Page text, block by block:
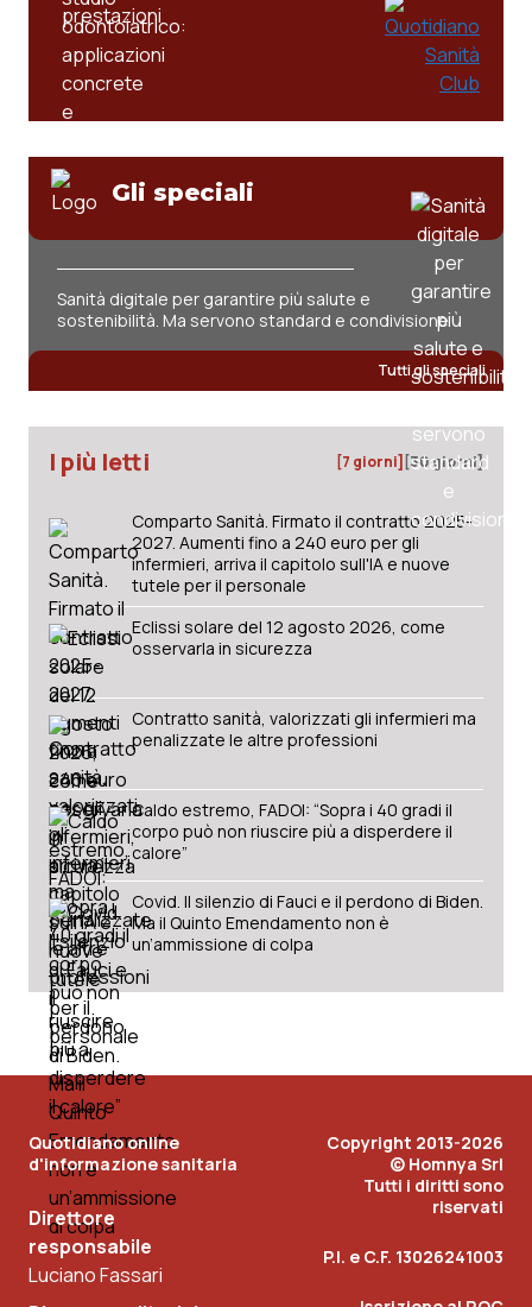
Tumori del Polmone & Testa Collo
Tumori gastrointestinali
Ulcera & Reflusso
Gli speciali
Sanità digitale per garantire più salute e
sostenibilità. Ma servono standard e condivisione
Tutti gli speciali
I più letti [7 giorni] [30 giorni]
Comparto Sanità. Firmato il contratto 2025-
2027. Aumenti fino a 240 euro per gli
infermieri, arriva il capitolo sull'IA e nuove
tutele per il personale
Eclissi solare del 12 agosto 2026, come
osservarla in sicurezza
Contratto sanità, valorizzati gli infermieri ma
penalizzate le altre professioni
Caldo estremo, FADOI: “Sopra i 40 gradi il
corpo può non riuscire più a disperdere il
calore”
Covid. Il silenzio di Fauci e il perdono di Biden.
Ma il Quinto Emendamento non è
un’ammissione di colpa
Quotidiano online
d'informazione sanitaria
Direttore
responsabile
Luciano Fassari
Copyright 2013-2026
© Homnya Srl
Tutti i diritti sono
riservati
P.I. e C.F. 13026241003